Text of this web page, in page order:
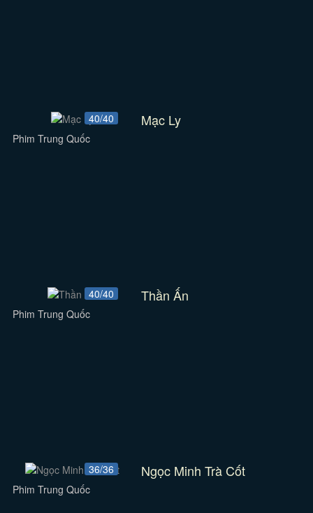
40/40 Mạc Ly
Phim Trung Quốc
40/40 Thần Ấn
Phim Trung Quốc
36/36 Ngọc Minh Trà Cốt
Phim Trung Quốc